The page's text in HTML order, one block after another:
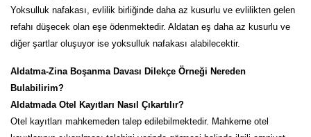
Yoksulluk nafakası, evlilik birliğinde daha az kusurlu ve evlilikten gelen
refahı düşecek olan eşe ödenmektedir. Aldatan eş daha az kusurlu ve
diğer şartlar oluşuyor ise yoksulluk nafakası alabilecektir.
Aldatma-Zina Boşanma Davası Dilekçe Örneği Nereden
Bulabilirim?
Aldatmada Otel Kayıtları Nasıl Çıkartılır?
Otel kayıtları mahkemeden talep edilebilmektedir. Mahkeme otel